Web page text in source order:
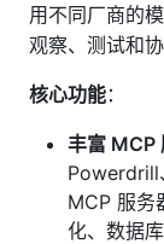
用不同厂商的
观察、测试和
核心功能：
丰富 MCP
Powerdrill
MCP 服务
化、数据